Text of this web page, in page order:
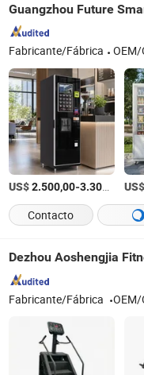
Guangzhou Future
Fabricante/Fábrica OEM/
US$2.500,00-3.300,00 /
US$
Contacto
Dezhou Aoshengjia
Fabricante/Fábrica OEM/